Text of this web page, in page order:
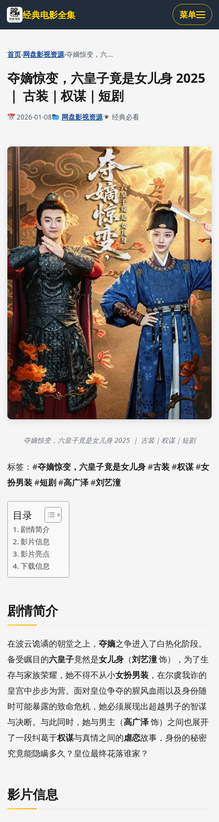
跳
到
主
内
经典电影全集 菜单
首页›网盘影视资源›夺嫡惊变，六...
夺嫡惊变，六皇子竟是女儿身 2025
｜ 古装｜权谋｜短剧
2026-01-08 网盘影视资源 经典必看
夺嫡惊变，六皇子竟是女儿身 2025 ｜ 古装｜权谋｜短剧
标签：#夺嫡惊变，六皇子竟是女儿身#古装#权谋#女
扮男装#短剧#高广泽#刘艺潼
目录
剧情简介
影片信息
影片亮点
下载信息
剧情简介
在波云诡谲的朝堂之上， 夺嫡之争进入了白热化阶段。
备受瞩目的六皇子竟然是女儿身 （刘艺潼饰），为了生
存与家族荣耀，她不得不从小女扮男装 ，在尔虞我诈的
皇宫中步步为营。面对皇位争夺的腥风血雨以及身份随
时可能暴露的致命危机，她必须展现出超越男子的智谋
与决断。与此同时，她与男主（高广泽饰）之间也展开
了一段纠葛于权谋与真情之间的虐恋故事，身份的秘密
究竟能隐瞒多久？皇位最终花落谁家？
影片信息